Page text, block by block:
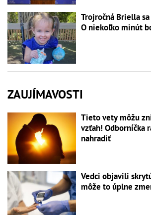
Trojročná Briella
O niekoľko minút
ZAUJÍMAVOSTI
Tieto vety môžu
vzťah! Odborníčka
nahradiť
Vedci objavili
môže to úplne